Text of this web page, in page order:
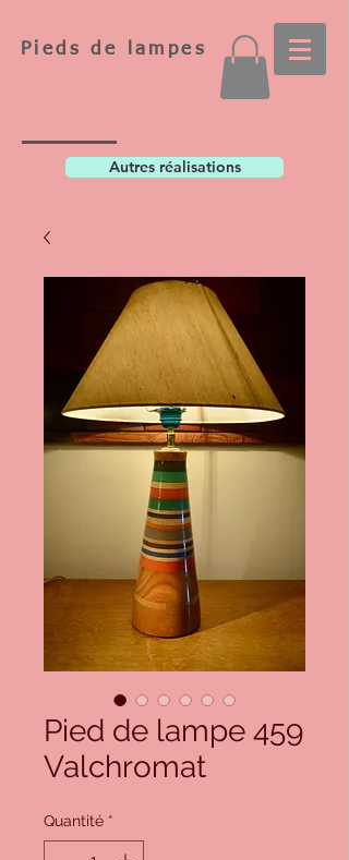
Pieds de lampes
Autres réalisations
Pied de lampe 459
Valchromat
Quantité *